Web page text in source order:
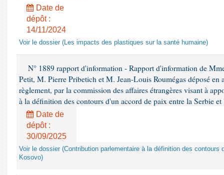
Date de
dépôt :
14/11/2024
Voir le dossier (Les impacts des plastiques sur la santé humaine)
N° 1889 rapport d'information - Rapport d'information de
Petit, M. Pierre Pribetich et M. Jean-Louis Roumégas déposé
règlement, par la commission des affaires étrangères visant à
à la définition des contours d'un accord de paix entre la Serbie et
Date de
dépôt :
30/09/2025
Voir le dossier (Contribution parlementaire à la définition des contours
Kosovo)